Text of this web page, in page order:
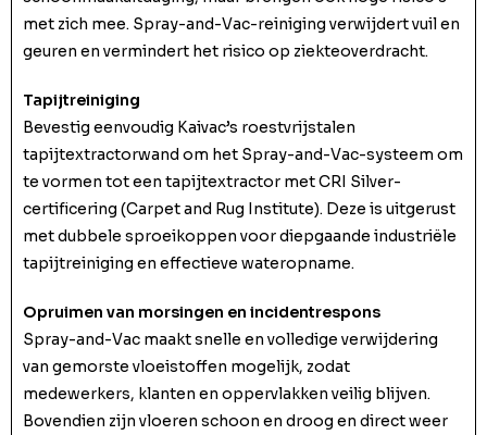
met zich mee. Spray-and-Vac-reiniging verwijdert vuil en
geuren en vermindert het risico op ziekteoverdracht.
Tapijtreiniging
Bevestig eenvoudig Kaivac’s roestvrijstalen
tapijtextractorwand om het Spray-and-Vac-systeem om
te vormen tot een tapijtextractor met CRI Silver-
certificering (Carpet and Rug Institute). Deze is uitgerust
met dubbele sproeikoppen voor diepgaande industriële
tapijtreiniging en effectieve wateropname.
Opruimen van morsingen en incidentrespons
Spray-and-Vac maakt snelle en volledige verwijdering
van gemorste vloeistoffen mogelijk, zodat
medewerkers, klanten en oppervlakken veilig blijven.
Bovendien zijn vloeren schoon en droog en direct weer